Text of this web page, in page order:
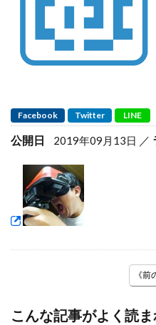
Facebook Twitter LINE
公開日 2019年09月13日
《
こんな記事がよく読